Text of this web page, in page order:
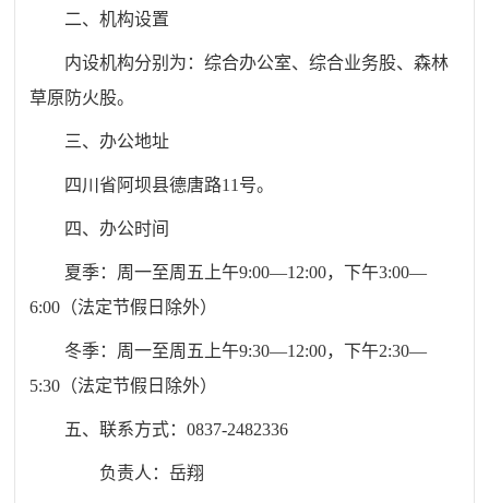
二、机构设置
内设机构分别为：综合办公室、综合业务股、森林
草原防火股。
三、办公地址
四川省阿坝县德唐路11 号。
四、办公时间
夏季：周一至周五上午9:00—12:00，下午3:00—
6:00 （法定节假日除外）
冬季：周一至周五上午9:30—12:00，下午2:30—
5:30 （法定节假日除外）
五、联系方式：0837-2482336
负责人：岳翔